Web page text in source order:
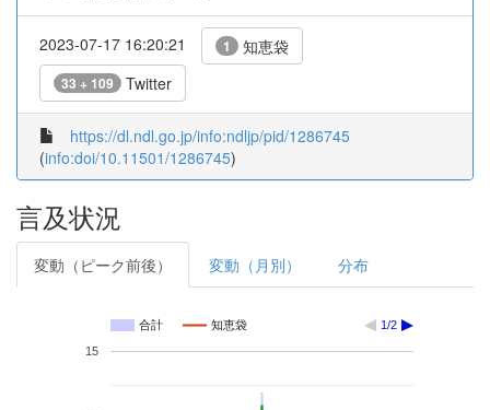
2023-07-17 16:20:21 1 知恵袋
33 + 109 Twitter
https://dl.ndl.go.jp/info:ndljp/pid/1286745
(info:doi/10.11501/1286745)
言及状況
変動（ピーク前後） 変動（月別） 分布
合計 知恵袋 1/2
15